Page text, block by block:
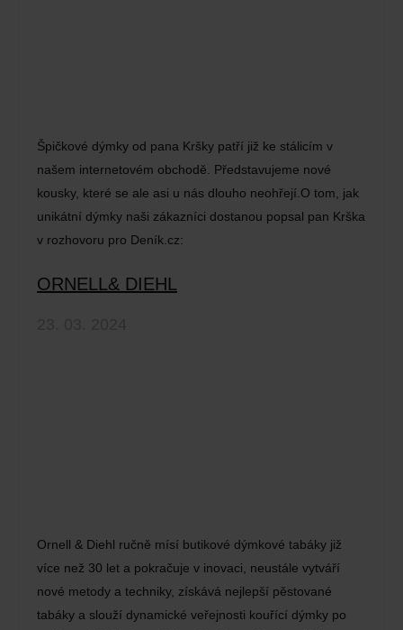
Špičkové dýmky od pana Kršky patří již ke stálicím v
našem internetovém obchodě. Představujeme nové
kousky, které se ale asi u nás dlouho neohřejí.O tom, jak
unikátní dýmky naši zákazníci dostanou popsal pan Krška
v rozhovoru pro Deník.cz:
ORNELL& DIEHL
Ornell & Diehl ručně mísí butikové dýmkové tabáky již
více než 30 let a pokračuje v inovaci, neustále vytváří
nové metody a techniky, získává nejlepší pěstované
tabáky a slouží dynamické veřejnosti kouřící dýmky po